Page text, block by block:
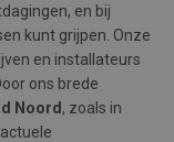
en bij
kunt grijpen. Onze
en installateurs
ons brede
Noord , zoals in